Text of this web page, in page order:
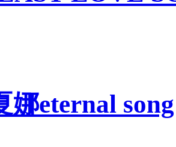
娜eternal song